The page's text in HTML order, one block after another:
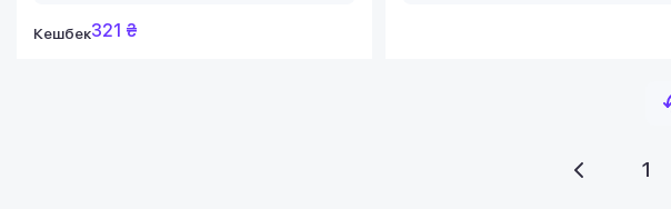
Кешбек321 ₴
1